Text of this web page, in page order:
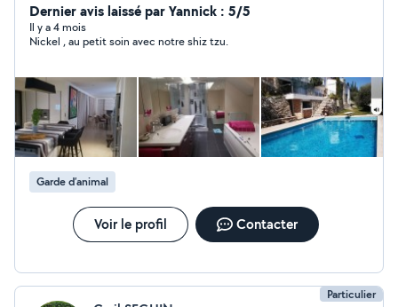
Dernier avis laissé par Yannick : 5/5
Il y a 4 mois
Nickel , au petit soin avec notre shiz tzu.
Garde d’animal
Voir le profil Contacter
Particulier